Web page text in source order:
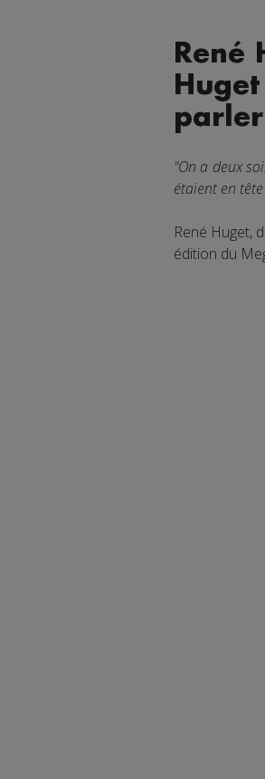
René
parler
"On a deux
étaient en
René Huget,
édition du